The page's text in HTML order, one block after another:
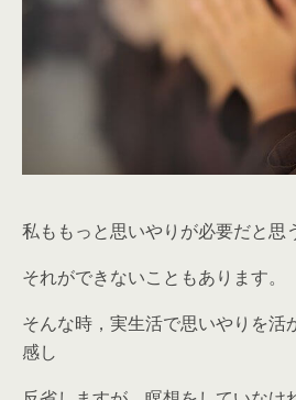
私ももっと思いやりが必要だと思
それができないこともあります。
そんな時，実生活で思いやりを活
感し